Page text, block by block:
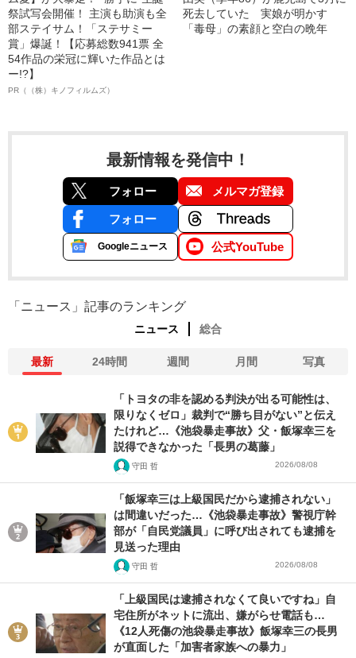
祭試写会開催！ 主演も助演も全
部ステイサム！「ステサミー
賞」爆誕！【応募総数941票 全
54作品の栄冠に輝いた作品とは
ー!?】
PR（（株）キノフィルムズ）
死去していた 実娘が明かす
「毒母」の素顔と空白の晩年
最新情報を発信中！
フォロー メルマガ登録
フォロー
Googleニュース 公式YouTube
「ニュース」記事のランキング
ニュース 総合
最新 24時間 週間 月間 写真
「トヨタの非を認める判決が出る可能性は、
限りなくゼロ」裁判で“勝ち目がない”と伝え
たけれど…《池袋暴走事故》父・飯塚幸三を
説得できなかった「長男の葛藤」
守田 哲 2026/08/08
「飯塚幸三は上級国民だから逮捕されない」
は間違いだった…《池袋暴走事故》警視庁幹
部が「自民党議員」に呼び出されても逮捕を
見送った理由
守田 哲 2026/08/08
「上級国民は逮捕されなくて良いですね」自
宅住所がネットに流出、嫌がらせ電話も…
《12人死傷の池袋暴走事故》飯塚幸三の長男
が直面した「加害者家族への暴力」